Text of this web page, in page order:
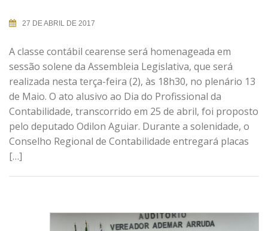
27 DE ABRIL DE 2017
A classe contábil cearense será homenageada em
sessão solene da Assembleia Legislativa, que será
realizada nesta terça-feira (2), às 18h30, no plenário 13
de Maio. O ato alusivo ao Dia do Profissional da
Contabilidade, transcorrido em 25 de abril, foi proposto
pelo deputado Odilon Aguiar. Durante a solenidade, o
Conselho Regional de Contabilidade entregará placas
[…]